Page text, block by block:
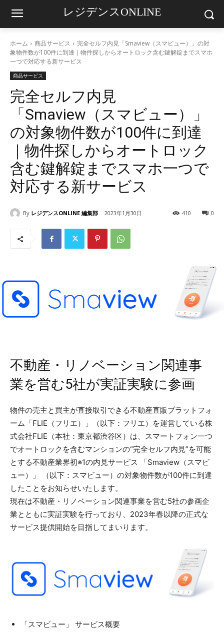
レジデンスONLINE
ホーム 商品サービス
完全セルフ内見「Smaview（スマビュー）」の対
象物件数が100件に到達｜物件探しからオートロック含む鍵解錠までスマホ
一つで対応する新サービス
商品サービス
完全セルフ内見
「Smaview（スマビュー）」
の対象物件数が100件に到達
｜物件探しからオートロック
含む鍵解錠までスマホ一つで
対応する新サービス
By レジデンスONLINE 編集部 2023年1月30日 0
410
不動産・リノベーション関連事
業を営む5社が実証実験に参画
物件の売主と買主が直接取引できる不動産直販プラットフォ
ーム「FLIE（フリエ）」（以下：フリエ）を運営している株
式会社FLIE（本社：東京都渋谷区）は、スマートフォン一つ
でオートロックを含むマンションの“完全セルフ内見”を可能
とする不動産業界初※1の内見サービス 「Smaview（スマビ
ュー）」 （以下：スマビュー）の対象物件数が100件に到達
したことをお知らせいたします。
現在は不動産・リノベーション関連事業を営む5社の参画企
業とともに実証実験を行っており、2023年春以降の正式な
サービス提供開始を目指してまいります。
「スマビュー」 サービス概要